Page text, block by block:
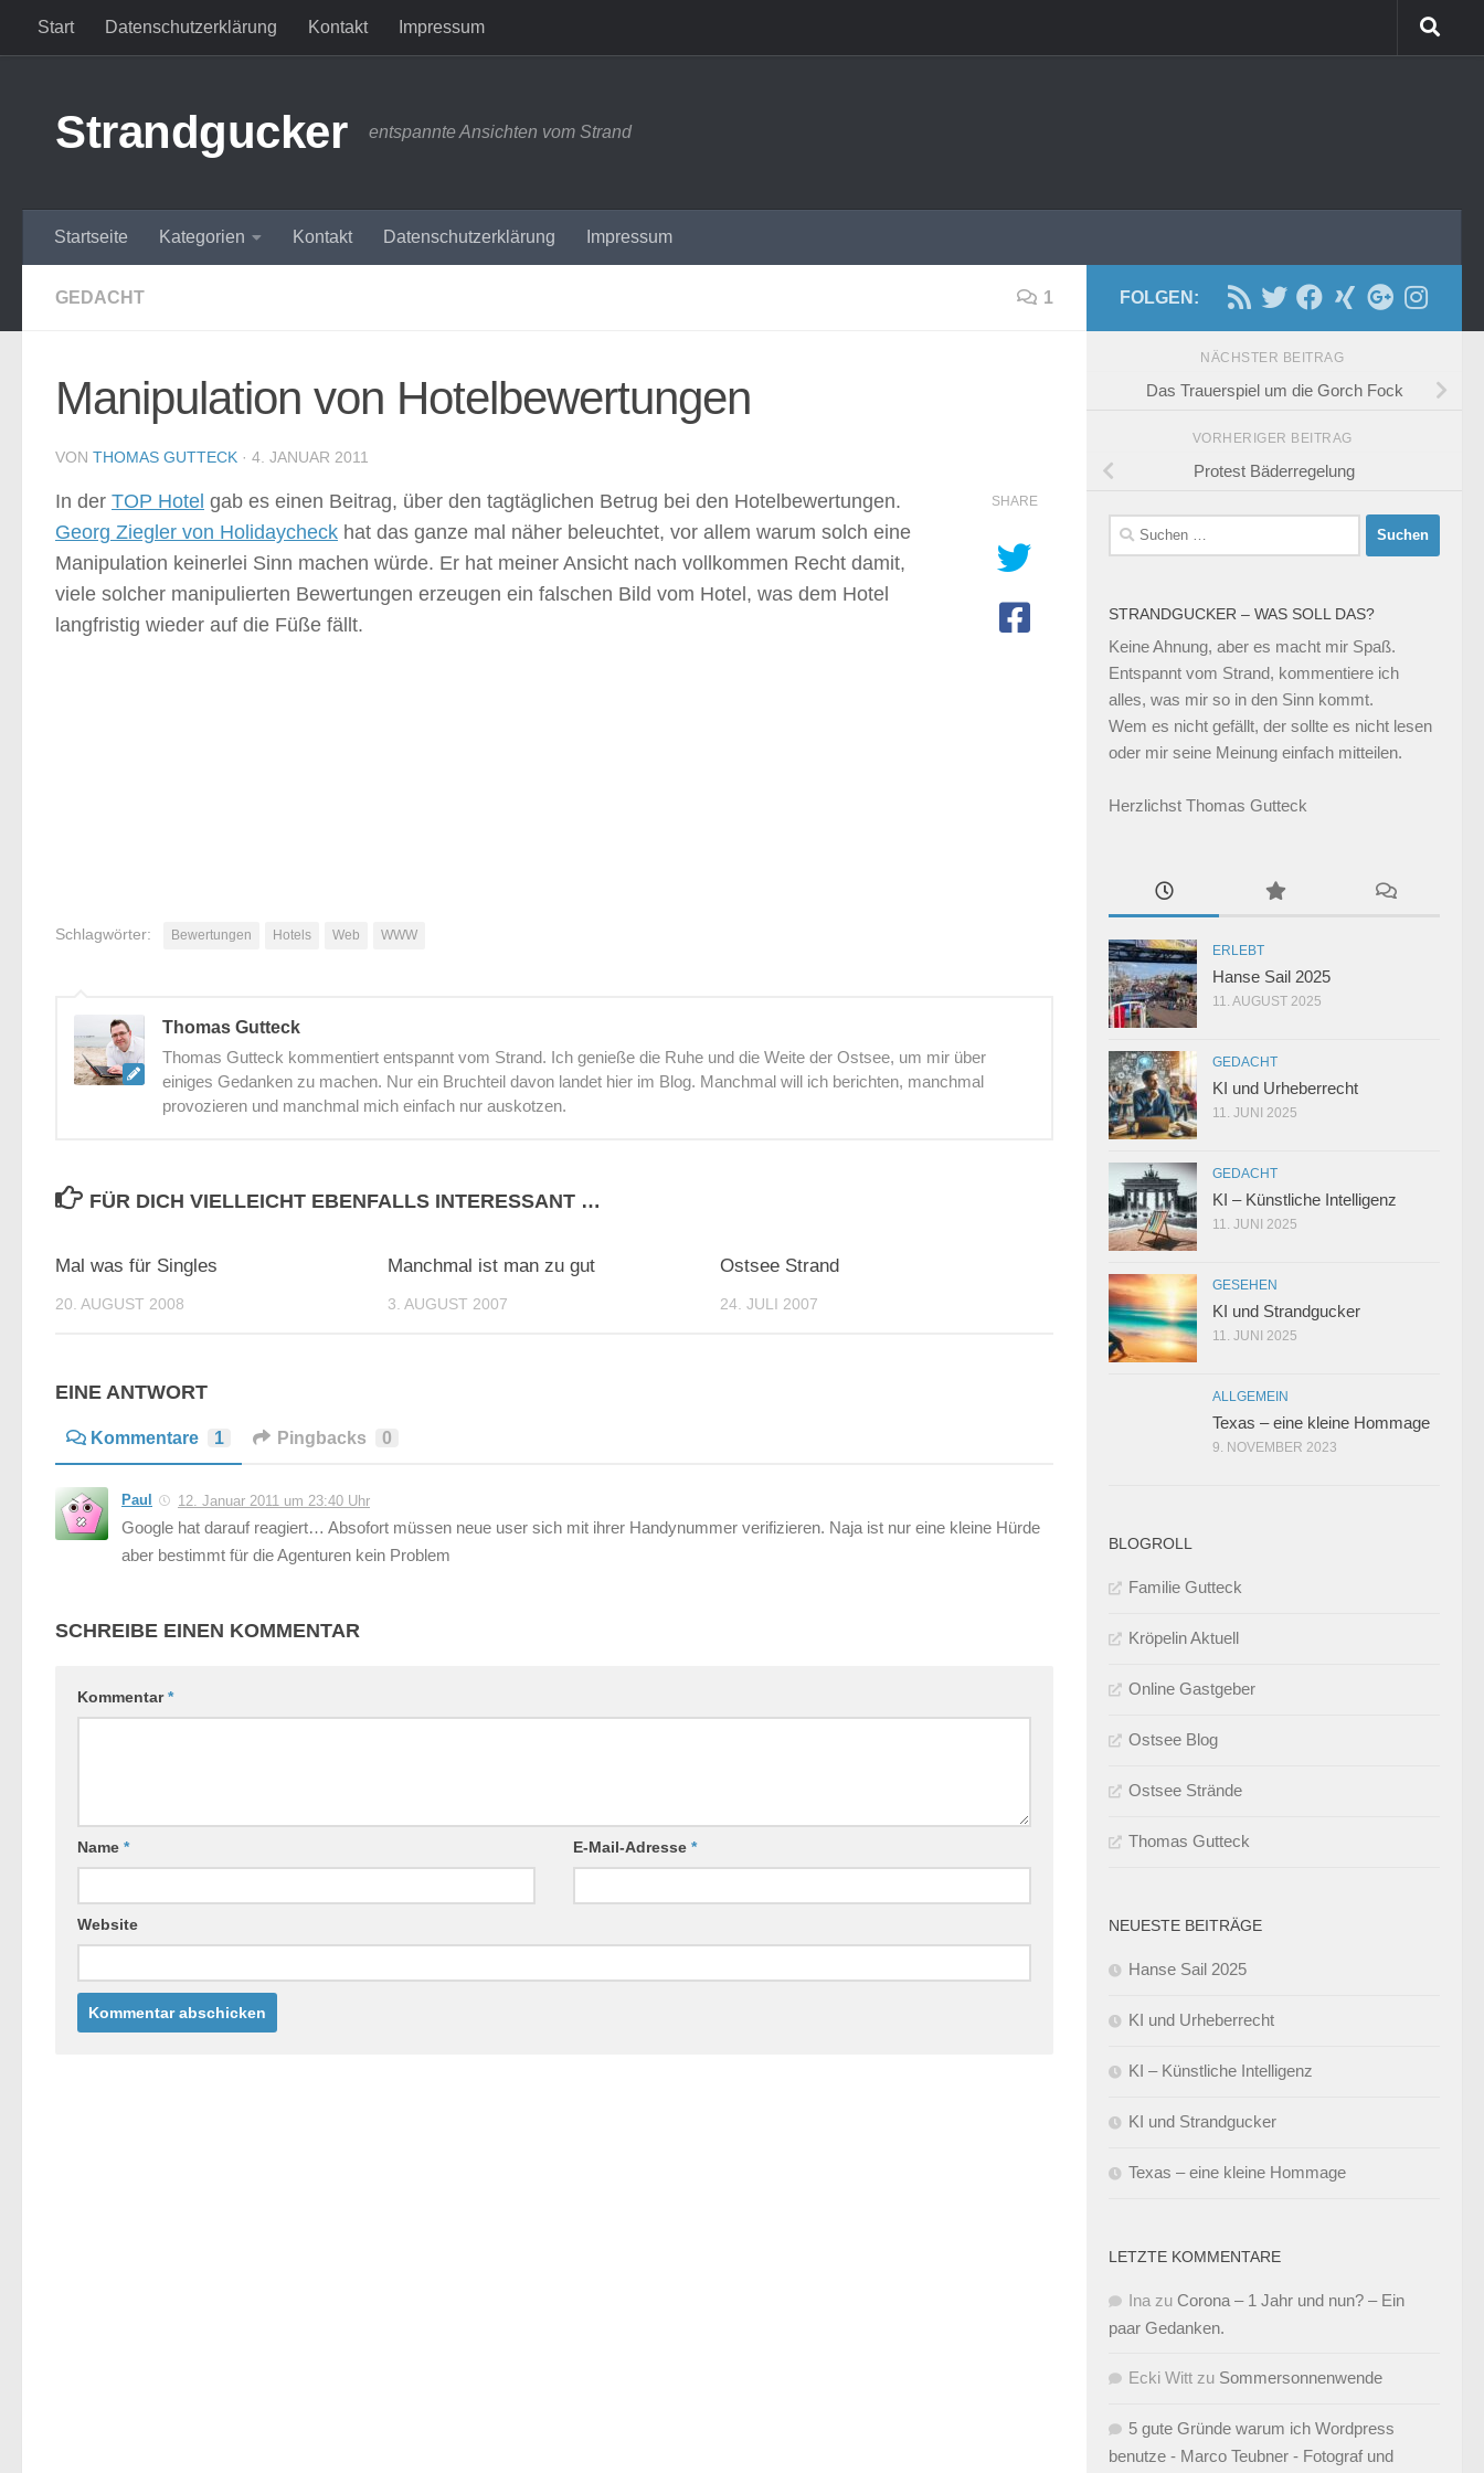
Zum Inhalt springen
Start Datenschutzerklärung Kontakt Impressum
Strandgucker entspannte Ansichten vom Strand
Startseite Kategorien Kontakt Datenschutzerklärung Impressum
GEDACHT 1
Manipulation von Hotelbewertungen
VON THOMAS GUTTECK · 4. JANUAR 2011
In der TOP Hotel gab es einen Beitrag, über den tagtäglichen Betrug bei den Hotelbewertungen.
Georg Ziegler von Holidaycheck hat das ganze mal näher beleuchtet, vor allem warum solch eine
Manipulation keinerlei Sinn machen würde. Er hat meiner Ansicht nach vollkommen Recht damit,
viele solcher manipulierten Bewertungen erzeugen ein falschen Bild vom Hotel, was dem Hotel
langfristig wieder auf die Füße fällt.
SHARE
Schlagwörter: Bewertungen Hotels Web WWW
Thomas Gutteck
Thomas Gutteck kommentiert entspannt vom Strand. Ich genieße die Ruhe und die Weite der Ostsee, um mir über
einiges Gedanken zu machen. Nur ein Bruchteil davon landet hier im Blog. Manchmal will ich berichten, manchmal
provozieren und manchmal mich einfach nur auskotzen.
FÜR DICH VIELLEICHT EBENFALLS INTERESSANT …
Mal was für Singles
20. AUGUST 2008
Manchmal ist man zu gut
3. AUGUST 2007
Ostsee Strand
24. JULI 2007
EINE ANTWORT
Kommentare 1 Pingbacks 0
Paul 12. Januar 2011 um 23:40 Uhr
Google hat darauf reagiert… Absofort müssen neue user sich mit ihrer Handynummer verifizieren. Naja ist nur eine kleine Hürde
aber bestimmt für die Agenturen kein Problem
SCHREIBE EINEN KOMMENTAR
Kommentar*
Name * E-Mail-Adresse*
Website
FOLGEN:
NÄCHSTER BEITRAG
Das Trauerspiel um die Gorch Fock
VORHERIGER BEITRAG
Protest Bäderregelung
Suchen
nach:
STRANDGUCKER – WAS SOLL DAS?
Keine Ahnung, aber es macht mir Spaß.
Entspannt vom Strand, kommentiere ich
alles, was mir so in den Sinn kommt.
Wem es nicht gefällt, der sollte es nicht lesen
oder mir seine Meinung einfach mitteilen.
Herzlichst Thomas Gutteck
ERLEBT
Hanse Sail 2025
11. AUGUST 2025
GEDACHT
KI und Urheberrecht
11. JUNI 2025
GEDACHT
KI – Künstliche Intelligenz
11. JUNI 2025
GESEHEN
KI und Strandgucker
11. JUNI 2025
ALLGEMEIN
Texas – eine kleine Hommage
9. NOVEMBER 2023
BLOGROLL
Familie Gutteck
Kröpelin Aktuell
Online Gastgeber
Ostsee Blog
Ostsee Strände
Thomas Gutteck
NEUESTE BEITRÄGE
Hanse Sail 2025
KI und Urheberrecht
KI – Künstliche Intelligenz
KI und Strandgucker
Texas – eine kleine Hommage
LETZTE KOMMENTARE
Ina zu Corona – 1 Jahr und nun? – Ein
paar Gedanken.
Ecki Witt zu Sommersonnenwende
5 gute Gründe warum ich Wordpress
benutze - Marco Teubner - Fotograf und